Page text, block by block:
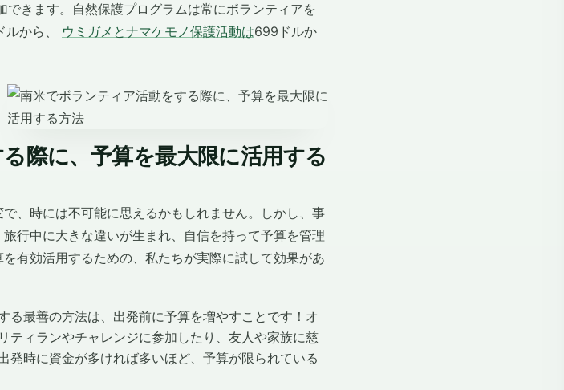
きます。自然保護プログラムは常にボランティアを
から、 ウミガメとナマケモノ保護活動は699ドルか
際に、予算を最大限に活用する
、時には不可能に思えるかもしれません。しかし、事
行中に大きな違いが生まれ、自信を持って予算を管理
有効活用するための、私たちが実際に試して効果があ
る最善の方法は、出発前に予算を増やすことです！オ
ティランやチャレンジに参加したり、友人や家族に慈
発時に資金が多ければ多いほど、予算が限られている